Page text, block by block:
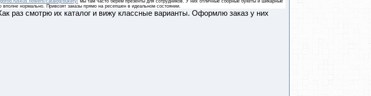
catalog/bukety/ мы там часто берем презенты для сотрудников. У них отличные сборные букеты и шикарные
вполне нормально. Привозят заказы прямо на ресепшен в идеальном состоянии.
раз смотрю их каталог и вижу классные варианты. Оформлю заказ у них